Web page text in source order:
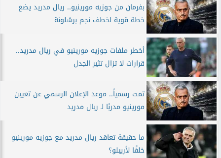
بفرمان من جوزيه مورينيو.. ريال مدريد يضع
خطة قوية لخطف نجم برشلونة
أخطر ملفات جوزيه مورينيو في ريال مدريد..
قرارات لا تزال تثير الجدل
تمت رسمياً.. موعد الإعلان الرسمي عن تعيين
مورينيو مدربًا لـ ريال مدريد
ما حقيقة تعاقد ريال مدريد مع جوزيه مورينيو
خلفًا لأربيلو؟